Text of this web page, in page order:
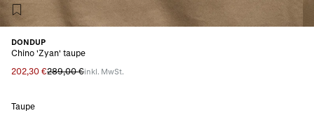
DONDUP
Chino 'Zyan' taupe
202,30 €289,00 €inkl. MwSt.
Taupe